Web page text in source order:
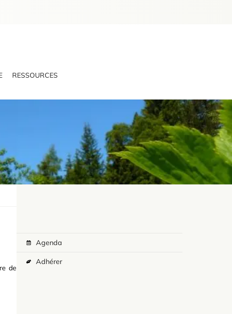
RESSOURCES
de
Agenda
Adhérer